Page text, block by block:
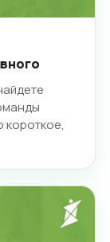
короткое,